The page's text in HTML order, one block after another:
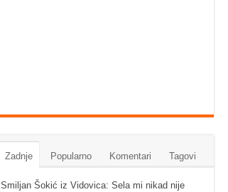
Zadnje Popularno Komentari Tagovi
Smiljan Šokić iz Vidovica: Sela mi nikad nije